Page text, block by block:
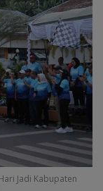
Jadi Kabupaten